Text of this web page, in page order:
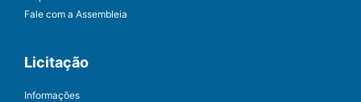
Fale com a Assembleia
Licitação
Informações